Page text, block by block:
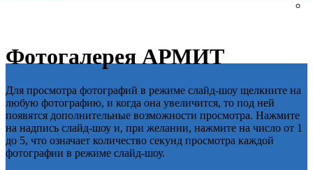
Фотогалерея АРМИТ
Для просмотра фотографий в режиме слайд-шоу щелкните на
любую фотографию, и когда она увеличится, то под ней
появятся дополнительные возможности просмотра. Нажмите
на надпись слайд-шоу и, при желании, нажмите на число от 1
до 5, что означает количество секунд просмотра каждой
фотографии в режиме слайд-шоу.